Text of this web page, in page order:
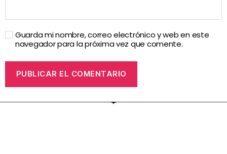
Guarda mi nombre, correo electrónico y web en este
navegador para la próxima vez que comente.